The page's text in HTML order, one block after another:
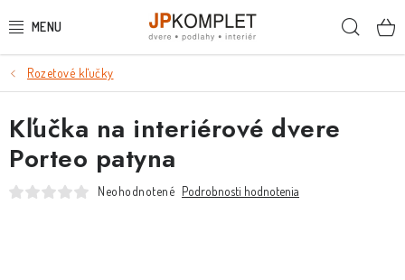
na
PODLAHY
DVERE A ZÁRUBNE
DVERE
Rozetové kľučky
Kľučka na interiérové dvere
Porteo patyna
Neohodnotené Podrobnosti hodnotenia